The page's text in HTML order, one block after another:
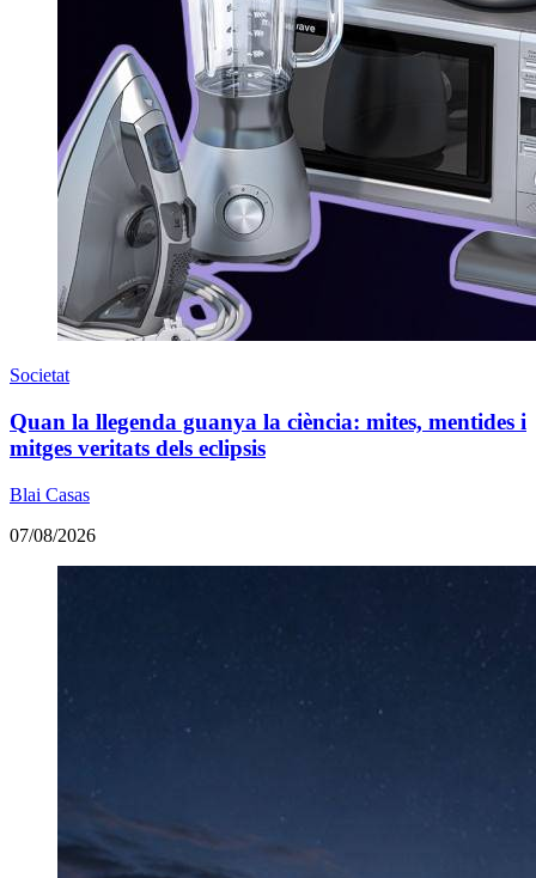
Societat
Quan la llegenda guanya la ciència: mites, mentides i
mitges veritats dels eclipsis
Blai Casas
07/08/2026